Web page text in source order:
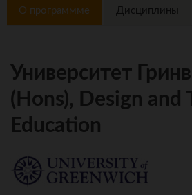
О программме Дисциплины
Университет
(Hons), Design and
Education